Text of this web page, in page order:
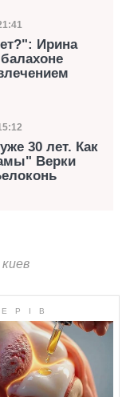
Ирина
30 лет. Как
Верки